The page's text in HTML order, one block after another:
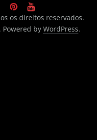
os direitos reservados.
by WordPress.